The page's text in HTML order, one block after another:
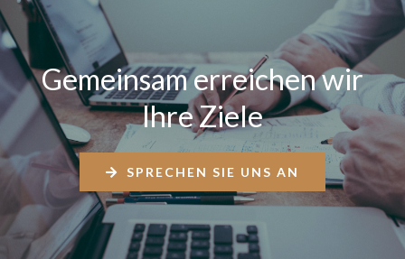
Gemeinsam erreichen wir
Ihre Ziele
SPRECHEN SIE UNS AN